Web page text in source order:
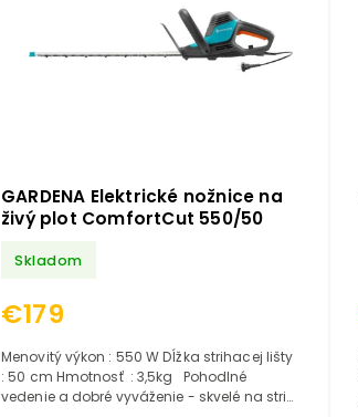
GARDENA Elektrické nožnice na
živý plot ComfortCut 550/50
Skladom
€179
Menovitý výkon : 550 W Dĺžka strihacej lišty
: 50 cm Hmotnosť : 3,5kg Pohodlné
vedenie a dobré vyváženie - skvelé na strih